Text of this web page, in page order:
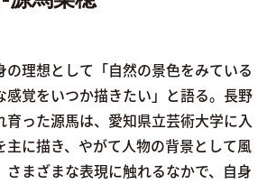
の理想として「自然の景色をみている
感覚をいつか描きたい」と語る。長野
育った源馬は、愛知県立芸術大学に入
主に描き、やがて人物の背景として風
さまざまな表現に触れるなかで、自身